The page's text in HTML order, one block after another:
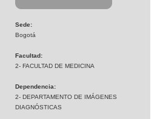
Sede:
Bogotá
Facultad:
2- FACULTAD DE MEDICINA
Dependencia:
2- DEPARTAMENTO DE IMÁGENES
DIAGNÓSTICAS